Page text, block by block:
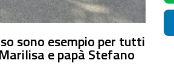
sono esempio per tutti
e papà Stefano